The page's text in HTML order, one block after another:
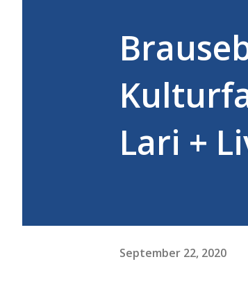
Lari +
September 22, 2020